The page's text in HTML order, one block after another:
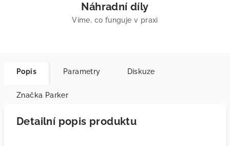
Náhradní díly
Víme, co funguje v praxi
Popis Parametry Diskuze
Značka Parker
Detailní popis produktu